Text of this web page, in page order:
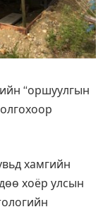
“оршуулгын
хамгийн
хоёр улсын